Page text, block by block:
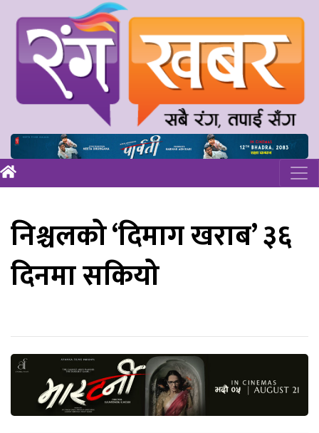
निश्चलको ‘दिमाग खराब’ ३६
दिनमा सकियो